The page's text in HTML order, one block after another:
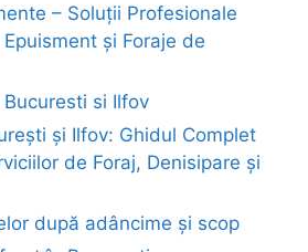
– Soluții Profesionale
și Foraje de
si Ilfov
și Ilfov: Ghidul Complet
de Foraj, Denisipare și
după adâncime și scop